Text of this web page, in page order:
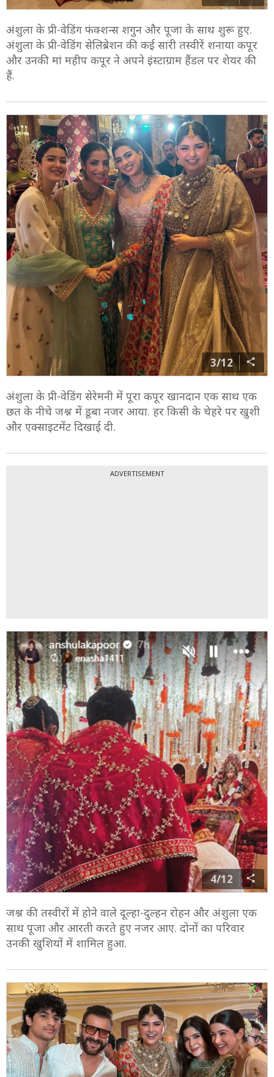
अंशुला के प्री-वेडिंग फंक्शन्स शगुन और पूजा के साथ शुरू हुए.
अंशुला के प्री-वेडिंग सेलिब्रेशन की कई सारी तस्वीरें शनाया कपूर
और उनकी मां महीप कपूर ने अपने इंस्टाग्राम हैंडल पर शेयर की
हैं.
3/12
अंशुला के प्री-वेडिंग सेरेमनी में पूरा कपूर खानदान एक साथ एक
छत के नीचे जश्न में डूबा नजर आया. हर किसी के चेहरे पर खुशी
और एक्साइटमेंट दिखाई दी.
ADVERTISEMENT
4/12
जश्न की तस्वीरों में होने वाले दूल्हा-दुल्हन रोहन और अंशुला एक
साथ पूजा और आरती करते हुए नजर आए. दोनों का परिवार
उनकी खुशियों में शामिल हुआ.